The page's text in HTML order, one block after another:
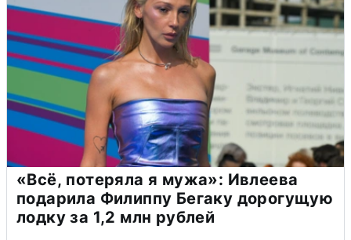
«Всё, потеряла я мужа»: Ивлеева
подарила Филиппу Бегаку дорогущую
лодку за 1,2 млн рублей